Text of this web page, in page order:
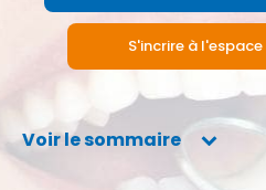
S'incrire à
Voir le sommaire